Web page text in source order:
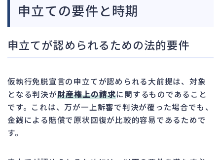
申立ての要件と時期
申立てが認められるための法的要件
仮執行免脱宣言の申立てが認められる大前提は、対象
となる判決が財産権上の請求に関するものであること
です。これは、万が一上訴審で判決が覆った場合でも、
金銭による賠償で原状回復が比較的容易であるためで
す。